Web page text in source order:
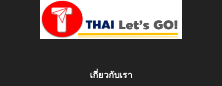
เกี่ยวกับเรา